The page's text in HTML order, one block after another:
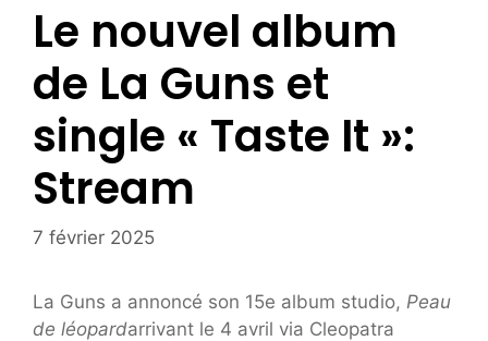
Le nouvel album
de La Guns et
single « Taste It »:
Stream
7 février 2025
La Guns a annoncé son 15e album studio, Peau
de léopardarrivant le 4 avril via Cleopatra